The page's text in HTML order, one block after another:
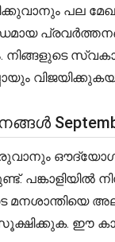
പല
നിങ്ങളുടെ
ഈ